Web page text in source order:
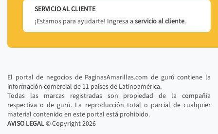
SERVICIO AL CLIENTE
¡Estamos para ayudarte! Ingresa a servicio al cliente.
El portal de negocios de PaginasAmarillas.com de gurú contiene la
información comercial de 11 países de Latinoamérica.
Todas las marcas registradas son propiedad de la compañía
respectiva o de gurú. La reproducción total o parcial de cualquier
material contenido en este portal está prohibido.
AVISO LEGAL© Copyright2026